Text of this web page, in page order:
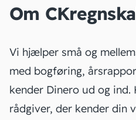
Om
Vi hjælper små og
med bogføring,
kender Dinero ud og
rådgiver, der kender din